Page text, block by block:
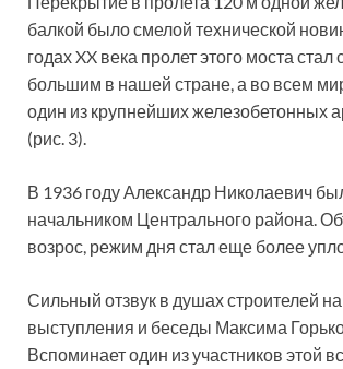
балкой было смелой технической
годах XX века пролет этого моста
большим в нашей стране, а во всем
один из крупнейших железобетонных
(рис. 3).
В 1936 году Александр Николаевич
начальником Центрального района.
возрос, режим дня стал еще более
Сильный отзвук в душах строителей
выступления и беседы Максима
Вспоминает один из участников этой